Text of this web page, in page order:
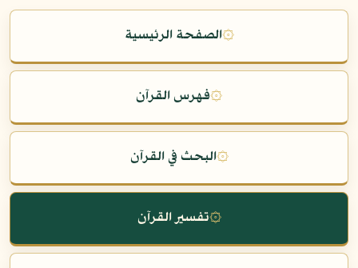
۞الصفحة الرئيسية
۞فهرس القرآن
۞البحث في القرآن
۞تفسير القرآن